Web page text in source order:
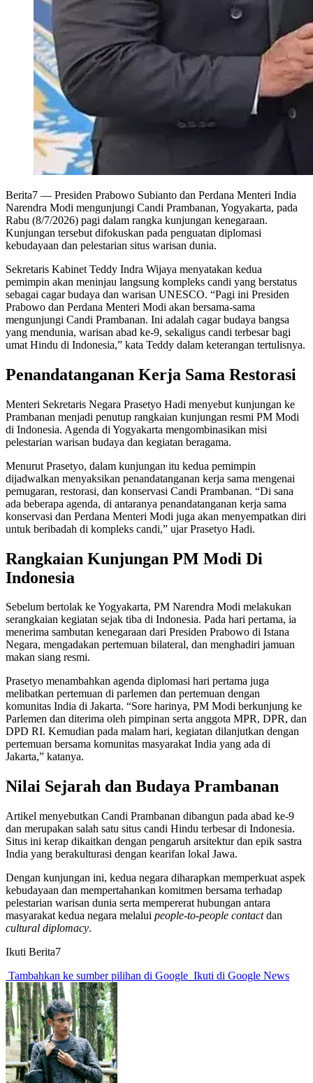
Berita7 — Presiden Prabowo Subianto dan Perdana Menteri India
Narendra Modi mengunjungi Candi Prambanan, Yogyakarta, pada
Rabu (8/7/2026) pagi dalam rangka kunjungan kenegaraan.
Kunjungan tersebut difokuskan pada penguatan diplomasi
kebudayaan dan pelestarian situs warisan dunia.
Sekretaris Kabinet Teddy Indra Wijaya menyatakan kedua
pemimpin akan meninjau langsung kompleks candi yang berstatus
sebagai cagar budaya dan warisan UNESCO. “Pagi ini Presiden
Prabowo dan Perdana Menteri Modi akan bersama-sama
mengunjungi Candi Prambanan. Ini adalah cagar budaya bangsa
yang mendunia, warisan abad ke-9, sekaligus candi terbesar bagi
umat Hindu di Indonesia,” kata Teddy dalam keterangan tertulisnya.
Penandatanganan Kerja Sama Restorasi
Menteri Sekretaris Negara Prasetyo Hadi menyebut kunjungan ke
Prambanan menjadi penutup rangkaian kunjungan resmi PM Modi
di Indonesia. Agenda di Yogyakarta mengombinasikan misi
pelestarian warisan budaya dan kegiatan beragama.
Menurut Prasetyo, dalam kunjungan itu kedua pemimpin
dijadwalkan menyaksikan penandatanganan kerja sama mengenai
pemugaran, restorasi, dan konservasi Candi Prambanan. “Di sana
ada beberapa agenda, di antaranya penandatanganan kerja sama
konservasi dan Perdana Menteri Modi juga akan menyempatkan diri
untuk beribadah di kompleks candi,” ujar Prasetyo Hadi.
Rangkaian Kunjungan PM Modi Di
Indonesia
Sebelum bertolak ke Yogyakarta, PM Narendra Modi melakukan
serangkaian kegiatan sejak tiba di Indonesia. Pada hari pertama, ia
menerima sambutan kenegaraan dari Presiden Prabowo di Istana
Negara, mengadakan pertemuan bilateral, dan menghadiri jamuan
makan siang resmi.
Prasetyo menambahkan agenda diplomasi hari pertama juga
melibatkan pertemuan di parlemen dan pertemuan dengan
komunitas India di Jakarta. “Sore harinya, PM Modi berkunjung ke
Parlemen dan diterima oleh pimpinan serta anggota MPR, DPR, dan
DPD RI. Kemudian pada malam hari, kegiatan dilanjutkan dengan
pertemuan bersama komunitas masyarakat India yang ada di
Jakarta,” katanya.
Nilai Sejarah dan Budaya Prambanan
Artikel menyebutkan Candi Prambanan dibangun pada abad ke-9
dan merupakan salah satu situs candi Hindu terbesar di Indonesia.
Situs ini kerap dikaitkan dengan pengaruh arsitektur dan epik sastra
India yang berakulturasi dengan kearifan lokal Jawa.
Dengan kunjungan ini, kedua negara diharapkan memperkuat aspek
kebudayaan dan mempertahankan komitmen bersama terhadap
pelestarian warisan dunia serta mempererat hubungan antara
masyarakat kedua negara melalui people-to-people contactdan
cultural diplomacy.
Ikuti Berita7
Tambahkan ke sumber pilihan di Google Ikuti di Google News